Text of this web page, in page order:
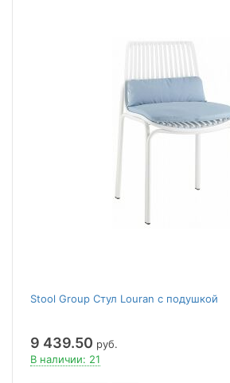
Stool Group Стул Louran с подушкой
9 439.50 руб.
В наличии: 21